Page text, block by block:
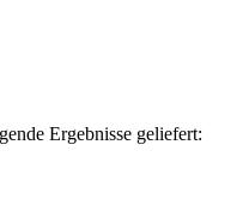
Ergebnisse geliefert: